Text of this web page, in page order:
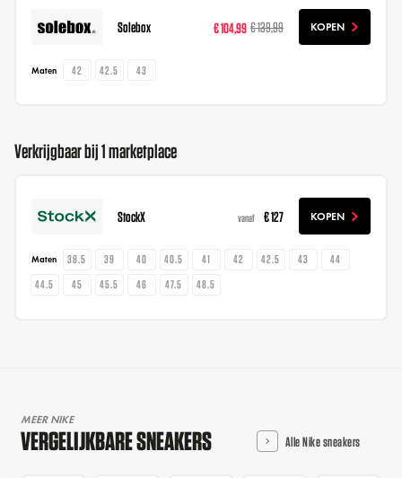
Solebox € 104,99 € 139,99 KOPEN
Maten 42 42.5 43
Verkrijgbaar bij 1 marketplace
StockX vanaf € 127 KOPEN
Maten 38.5 39 40 40.5 41 42 42.5 43
44
44.5
45 45.5 46 47.5 48.5
MEER NIKE
VERGELIJKBARE SNEAKERS Alle Nike sneakers